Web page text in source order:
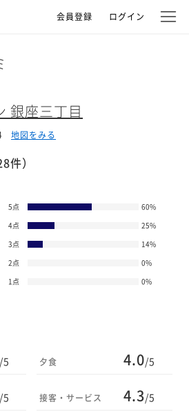
会員登録 ログイン
銀座三丁目
地図をみる
件）
5点 60%
4点
25%
3点
14%
2点
0%
1点
0%
/5
/5
夕食 4.0/5
接客・サービス 4.3/5